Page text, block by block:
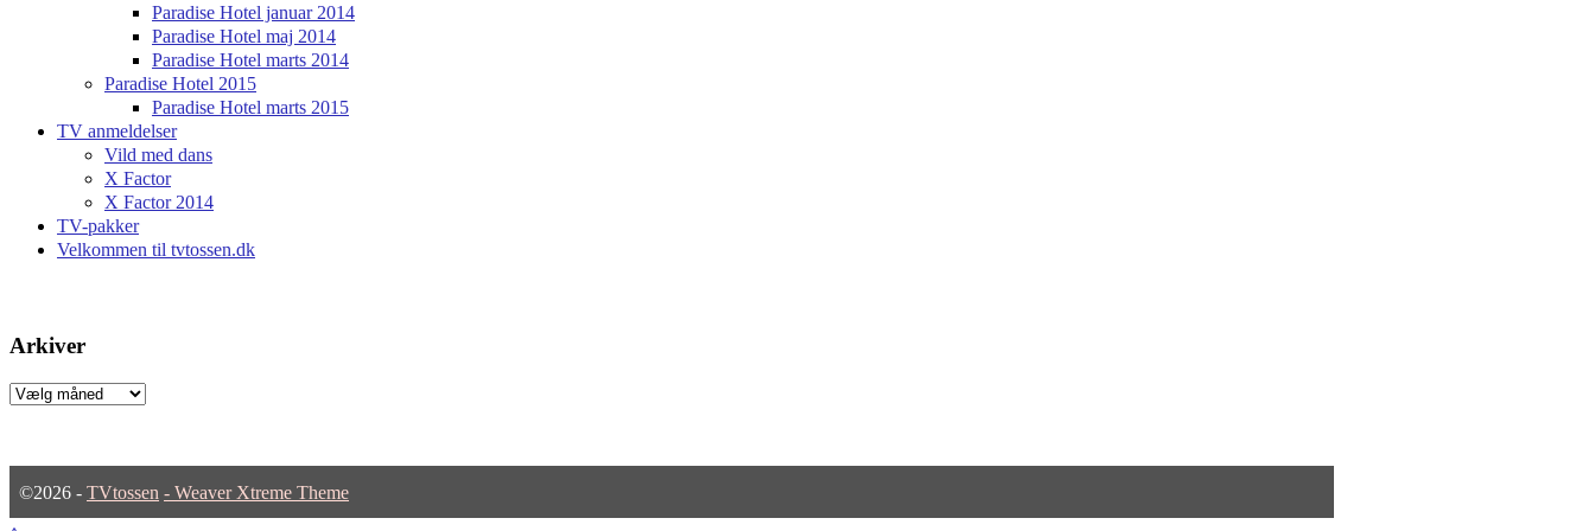
Paradise Hotel januar 2014
Paradise Hotel maj 2014
Paradise Hotel marts 2014
Paradise Hotel 2015
Paradise Hotel marts 2015
TV anmeldelser
Vild med dans
X Factor
X Factor 2014
TV-pakker
Velkommen til tvtossen.dk
Arkiver
Arkiver
©2026 - TVtossen - Weaver Xtreme Theme